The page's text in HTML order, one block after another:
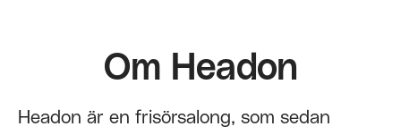
Om Headon
Headon är en frisörsalong, som sedan